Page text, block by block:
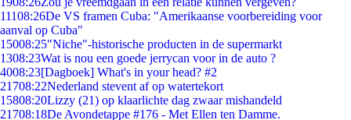
11108:26De VS framen Cuba: "Amerikaanse voorbereiding voor
aanval op Cuba"
15008:25"Niche"-historische producten in de supermarkt
1308:23Wat is nou een goede jerrycan voor in de auto ?
4008:23[Dagboek] What's in your head? #2
21708:22Nederland stevent af op watertekort
15808:20Lizzy (21) op klaarlichte dag zwaar mishandeld
21708:18De Avondetappe #176 - Met Ellen ten Damme.